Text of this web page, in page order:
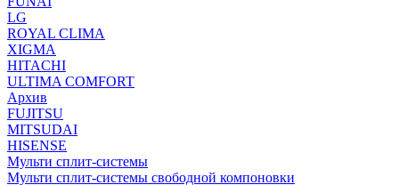
LG
ROYAL CLIMA
XIGMA
HITACHI
ULTIMA COMFORT
Архив
FUJITSU
MITSUDAI
HISENSE
Мульти сплит-системы
Мульти сплит-системы свободной компоновки